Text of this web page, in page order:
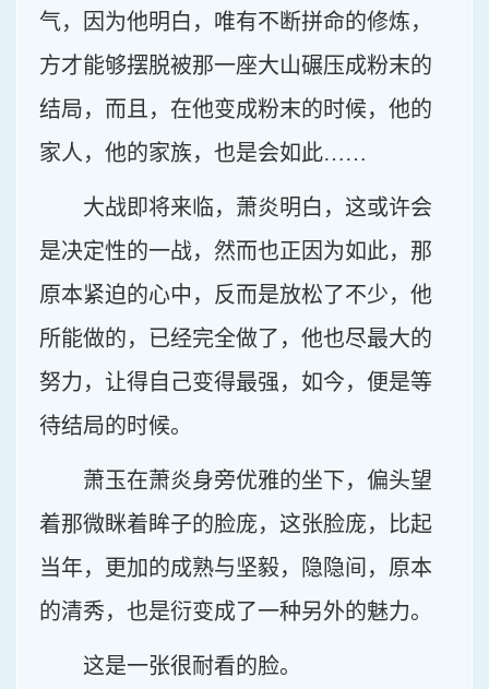
气，因为他明白，唯有不断拼命的修炼，
方才能够摆脱被那一座大山碾压成粉末的
结局，而且，在他变成粉末的时候，他的
家人，他的家族，也是会如此……
大战即将来临，萧炎明白，这或许会
是决定性的一战，然而也正因为如此，那
原本紧迫的心中，反而是放松了不少，他
所能做的，已经完全做了，他也尽最大的
努力，让得自己变得最强，如今，便是等
待结局的时候。
萧玉在萧炎身旁优雅的坐下，偏头望
着那微眯着眸子的脸庞，这张脸庞，比起
当年，更加的成熟与坚毅，隐隐间，原本
的清秀，也是衍变成了一种另外的魅力。
这是一张很耐看的脸。